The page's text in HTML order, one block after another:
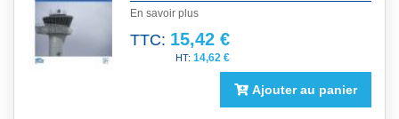
En savoir plus
TTC: 15,42 €
14,62 €
Ajouter au panier